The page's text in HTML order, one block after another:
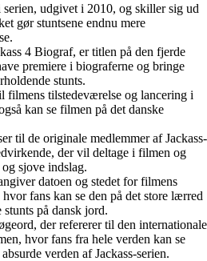
udgivet i 2010, og skiller sig ud
gør stuntsene endnu mere
4 Biograf, er titlen på den fjerde
premiere i biograferne og bringe
stunts.
filmens tilstedeværelse og lancering i
kan se filmen på det danske
til de originale medlemmer af Jackass-
der vil deltage i filmen og
sjove indslag.
datoen og stedet for filmens
fans kan se den på det store lærred
på dansk jord.
der refererer til den internationale
hvor fans fra hele verden kan se
verden af Jackass-serien.